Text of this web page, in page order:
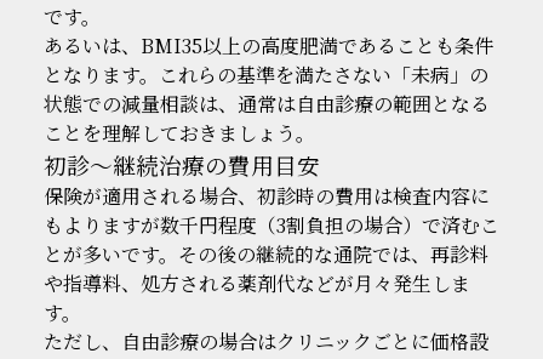
です。
あるいは、BMI35以上の高度肥満であることも条件
となります。これらの基準を満たさない「未病」の
状態での減量相談は、通常は自由診療の範囲となる
ことを理解しておきましょう。
初診～継続治療の費用目安
保険が適用される場合、初診時の費用は検査内容に
もよりますが数千円程度（3割負担の場合）で済むこ
とが多いです。その後の継続的な通院では、再診料
や指導料、処方される薬剤代などが月々発生しま
す。
ただし、自由診療の場合はクリニックごとに価格設